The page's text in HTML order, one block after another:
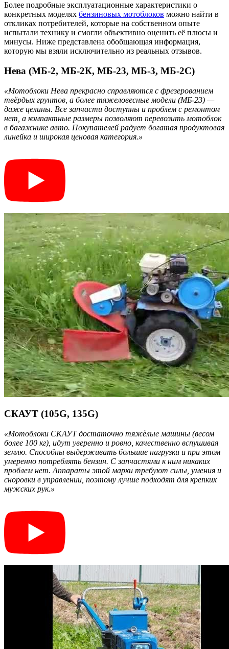
Более подробные эксплуатационные характеристики о
конкретных моделях бензиновых мотоблоков можно найти в
откликах потребителей, которые на собственном опыте
испытали технику и смогли объективно оценить её плюсы и
минусы. Ниже представлена обобщающая информация,
которую мы взяли исключительно из реальных отзывов.
Нева (МБ-2, МБ-2К, МБ-23, МБ-3, МБ-2С)
«Мотоблоки Нева прекрасно справляются с фрезерованием
твёрдых грунтов, а более тяжеловесные модели (МБ-23) —
даже целины. Все запчасти доступны и проблем с ремонтом
нет, а компактные размеры позволяют перевозить мотоблок
в багажнике авто. Покупателей радует богатая продуктовая
линейка и широкая ценовая категория.»
СКАУТ (105G, 135G)
«Мотоблоки СКАУТ достаточно тяжёлые машины (весом
более 100 кг), идут уверенно и ровно, качественно вспушивая
землю. Способны выдерживать большие нагрузки и при этом
умеренно потреблять бензин. С запчастями к ним никаких
проблем нет. Аппараты этой марки требуют силы, умения и
сноровки в управлении, поэтому лучше подходят для крепких
мужских рук.»